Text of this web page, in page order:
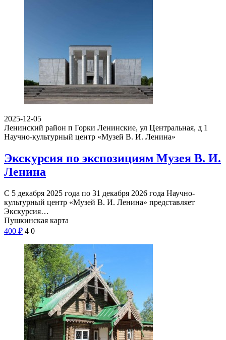
2025-12-05
Ленинский район п Горки Ленинские, ул Центральная, д 1
Научно-культурный центр «Музей В. И. Ленина»
Экскурсия по экспозициям Музея В. И.
Ленина
С 5 декабря 2025 года по 31 декабря 2026 года Научно-
культурный центр «Музей В. И. Ленина» представляет
Экскурсия…
Пушкинская карта
400 ₽ 4 0